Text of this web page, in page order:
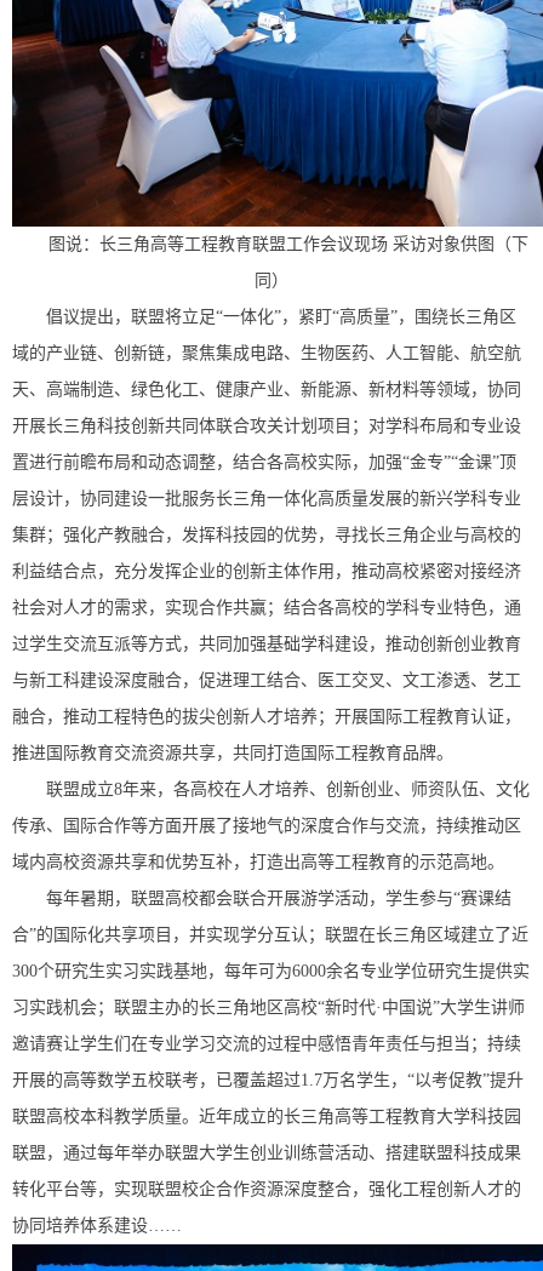
图说：长三角高等工程教育联盟工作会议现场 采访对象供图（下
同）
倡议提出，联盟将立足“一体化”，紧盯“高质量”，围绕长三角区
域的产业链、创新链，聚焦集成电路、生物医药、人工智能、航空航
天、高端制造、绿色化工、健康产业、新能源、新材料等领域，协同
开展长三角科技创新共同体联合攻关计划项目；对学科布局和专业设
置进行前瞻布局和动态调整，结合各高校实际，加强“金专”“金课”顶
层设计，协同建设一批服务长三角一体化高质量发展的新兴学科专业
集群；强化产教融合，发挥科技园的优势，寻找长三角企业与高校的
利益结合点，充分发挥企业的创新主体作用，推动高校紧密对接经济
社会对人才的需求，实现合作共赢；结合各高校的学科专业特色，通
过学生交流互派等方式，共同加强基础学科建设，推动创新创业教育
与新工科建设深度融合，促进理工结合、医工交叉、文工渗透、艺工
融合，推动工程特色的拔尖创新人才培养；开展国际工程教育认证，
推进国际教育交流资源共享，共同打造国际工程教育品牌。
联盟成立8年来，各高校在人才培养、创新创业、师资队伍、文化
传承、国际合作等方面开展了接地气的深度合作与交流，持续推动区
域内高校资源共享和优势互补，打造出高等工程教育的示范高地。
每年暑期，联盟高校都会联合开展游学活动，学生参与“赛课结
合”的国际化共享项目，并实现学分互认；联盟在长三角区域建立了近
300个研究生实习实践基地，每年可为6000余名专业学位研究生提供实
习实践机会；联盟主办的长三角地区高校“新时代·中国说”大学生讲师
邀请赛让学生们在专业学习交流的过程中感悟青年责任与担当；持续
开展的高等数学五校联考，已覆盖超过1.7万名学生，“以考促教”提升
联盟高校本科教学质量。近年成立的长三角高等工程教育大学科技园
联盟，通过每年举办联盟大学生创业训练营活动、搭建联盟科技成果
转化平台等，实现联盟校企合作资源深度整合，强化工程创新人才的
协同培养体系建设……